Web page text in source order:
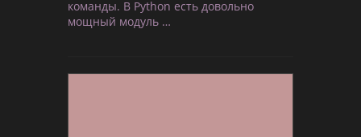
команды. В Python есть довольно
мощный модуль …